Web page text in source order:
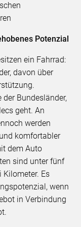
Potenzial
ein Fahrrad:
davon über
Bundesländer,
geht. An
werden
komfortabler
dem Auto
sind unter fünf
Kilometer. Es
wenn
in Verbindung